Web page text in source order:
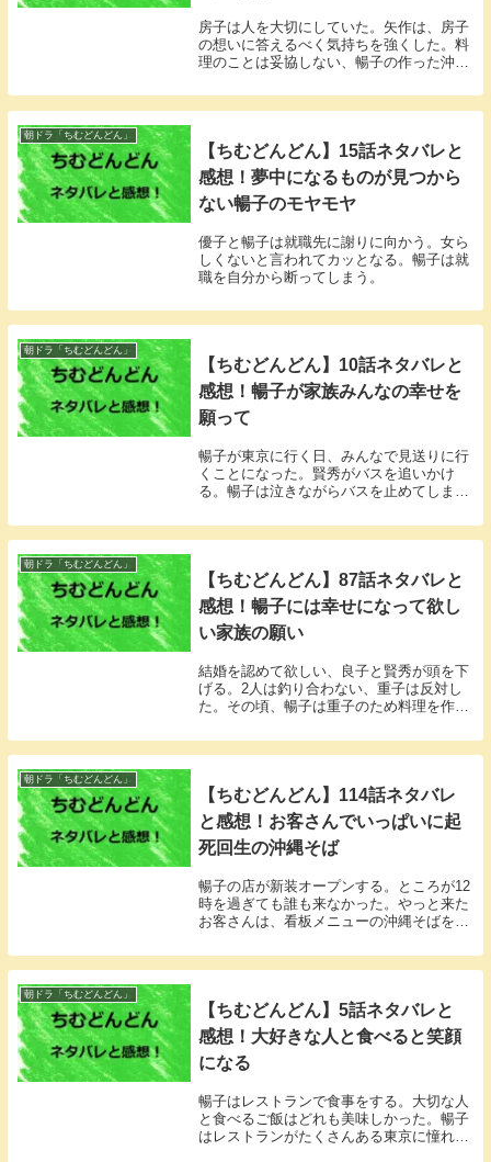
房子は人を大切にしていた。矢作は、房子
の想いに答えるべく気持ちを強くした。料
理のことは妥協しない、暢子の作った沖縄
朝ドラ「ちむどんどん」
【ちむどんどん】15話ネタバレと
感想！夢中になるものが見つから
ない暢子のモヤモヤ
優子と暢子は就職先に謝りに向かう。女ら
しくないと言われてカッとなる。暢子は就
職を自分から断ってしまう。
朝ドラ「ちむどんどん」
【ちむどんどん】10話ネタバレと
感想！暢子が家族みんなの幸せを
願って
暢子が東京に行く日、みんなで見送りに行
くことになった。賢秀がバスを追いかけ
る。暢子は泣きながらバスを止めてしま
朝ドラ「ちむどんどん」
【ちむどんどん】87話ネタバレと
感想！暢子には幸せになって欲し
い家族の願い
結婚を認めて欲しい、良子と賢秀が頭を下
げる。2人は釣り合わない、重子は反対し
た。その頃、暢子は重子のため料理を作っ
朝ドラ「ちむどんどん」
【ちむどんどん】114話ネタバレ
と感想！お客さんでいっぱいに起
死回生の沖縄そば
暢子の店が新装オープンする。ところが12
時を過ぎても誰も来なかった。やっと来た
お客さんは、看板メニューの沖縄そばを注
朝ドラ「ちむどんどん」
【ちむどんどん】5話ネタバレと
感想！大好きな人と食べると笑顔
になる
暢子はレストランで食事をする。大切な人
と食べるご飯はどれも美味しかった。暢子
はレストランがたくさんある東京に憧れ